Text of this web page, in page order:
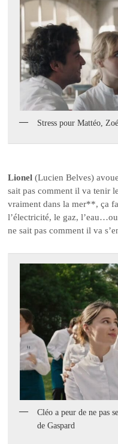
Stress pour Mattéo,
Lionel(Lucien Belves)
sait pas comment il va tenir
vraiment dans la mer**, ça
l’électricité, le gaz,
ne sait pas comment il va
Cléo a peur de ne pas
de Gaspard